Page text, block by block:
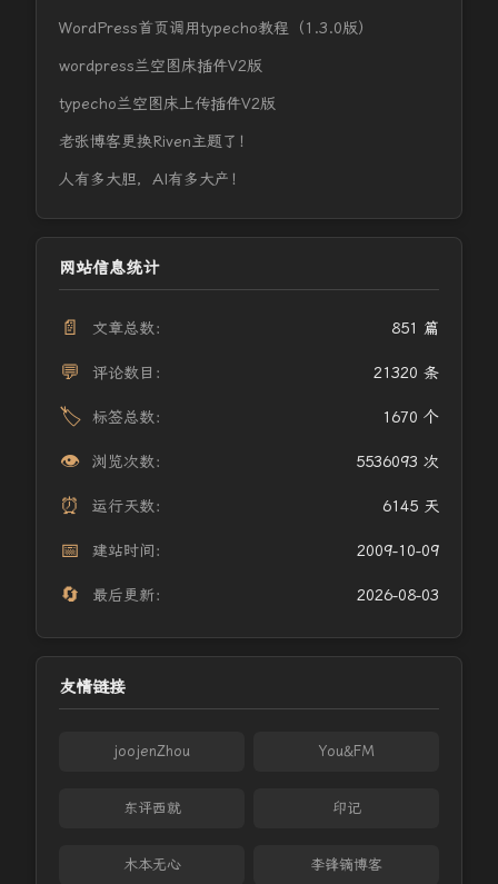
WordPress首页调用typecho教程（1.3.0版）
wordpress兰空图床插件V2版
typecho兰空图床上传插件V2版
老张博客更换Riven主题了！
人有多大胆，AI有多大产！
网站信息统计
📄 文章总数： 851 篇
💬 评论数目： 21320 条
🏷️ 标签总数： 1670 个
👁️ 浏览次数： 5536093 次
⏰ 运行天数： 6145 天
📅 建站时间： 2009-10-09
🔄 最后更新： 2026-08-03
友情链接
joojenZhou You&FM
东评西就 印记
木本无心 李锋镝博客